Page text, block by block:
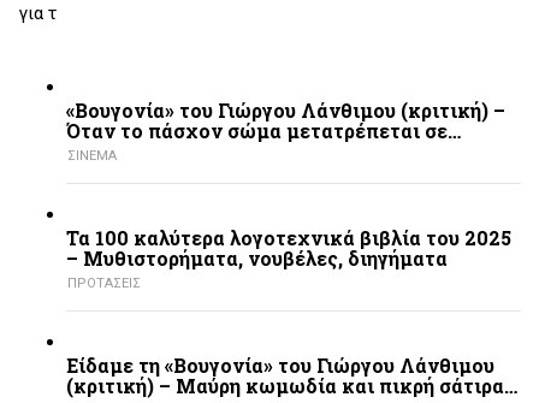
για τ
«Βουγονία» του Γιώργου Λάνθιμου (κριτική) –
Όταν το πάσχον σώμα μετατρέπεται σε…
ΣΙΝΕΜΑ
Τα 100 καλύτερα λογοτεχνικά βιβλία του 2025
– Mυθιστορήματα, νουβέλες, διηγήματα
ΠΡΟΤΑΣΕΙΣ
Είδαμε τη «Βουγονία» του Γιώργου Λάνθιμου
(κριτική) – Μαύρη κωμωδία και πικρή σάτιρα…